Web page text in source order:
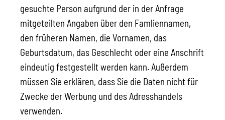
gesuchte Person aufgrund der in der Anfrage
mitgeteilten Angaben über den Famliennamen,
den früheren Namen, die Vornamen, das
Geburtsdatum, das Geschlecht oder eine Anschrift
eindeutig festgestellt werden kann. Außerdem
müssen Sie erklären, dass Sie die Daten nicht für
Zwecke der Werbung und des Adresshandels
verwenden.